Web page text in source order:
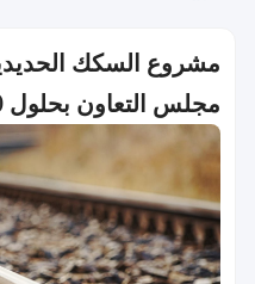
مشروع السكك
مجلس التعاون بحلول 2030